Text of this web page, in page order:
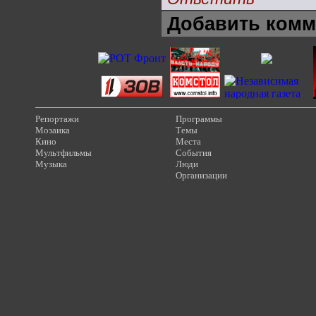
Добавить
Репортажи
Мозаика
Кино
Мультфильмы
Музыка
Программы
Темы
Места
События
Люди
Организации